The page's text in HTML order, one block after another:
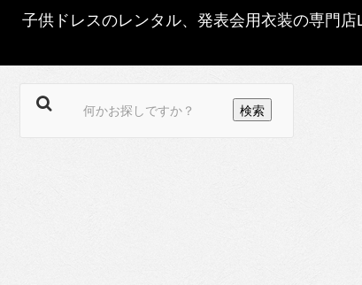
子供ドレスのレンタル、発表会用衣装の専門